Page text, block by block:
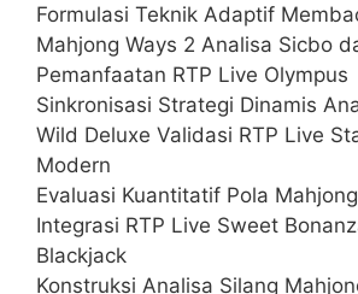
Formulasi Teknik Adaptif
Mahjong Ways 2 Analisa Sicbo
Pemanfaatan RTP Live Olympus
Sinkronisasi Strategi Dinamis
Wild Deluxe Validasi RTP Live
Modern
Evaluasi Kuantitatif Pola
Integrasi RTP Live Sweet
Blackjack
Konstruksi Analisa Silang